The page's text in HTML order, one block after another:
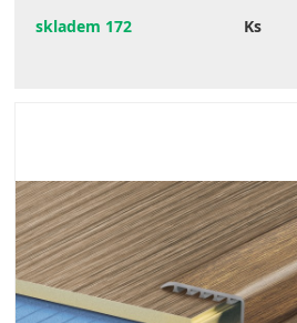
skladem 172 Ks